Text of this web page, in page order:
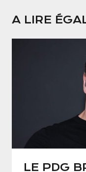
A LIRE
LE PDG